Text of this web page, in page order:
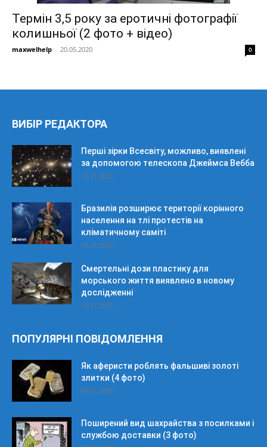
Термін 3,5 року за еротичні фотографії
колишньої (2 фото + відео)
maxwelhelp - 20.05.2020 0
ВИБІР РЕДАКТОРА
Перші зірки Всесвіту, можливо, виявлені
за допомогою телескопа Джеймса Вебба
19.11.2025
Бразилія розширює території корінного
населення на тлі протестів на
кліматичному саміті
19.11.2025
Смертельні дози пластику для
морського життя виявлено в новому
дослідженні
19.11.2025
ПОПУЛЯРНІ ПОВІДОМЛЕННЯ
Як аферисти роблять фальшиві золоті
злитки (4 фото)
04.01.2020
Поширений вид шахрайства з посилками і
службою доставки (3 фото)